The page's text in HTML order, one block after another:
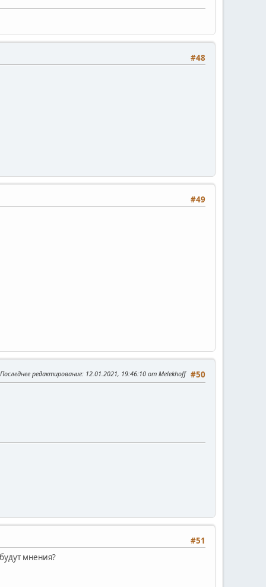
#48
#49
#50
Последнее редактирование: 12.01.2021, 19:46:10 от Melekhoff
#51
мнения?